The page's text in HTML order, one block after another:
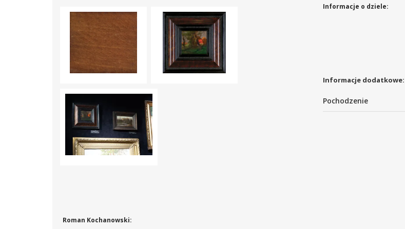
Informacje o dziele:
Informacje dodatkowe:
Pochodzenie
Roman Kochanowski: